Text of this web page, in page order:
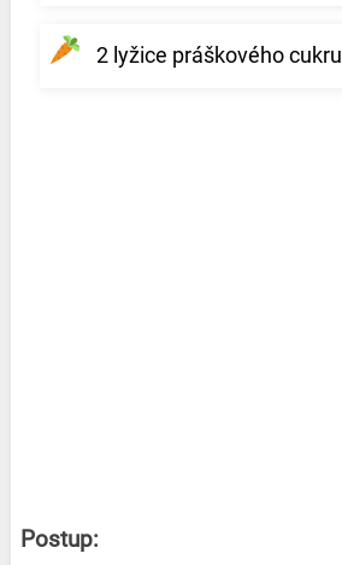
2 lyžice práškového cukru
Postup: